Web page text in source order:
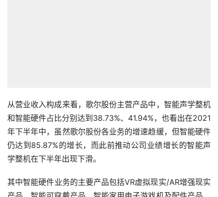
其中智能硬件业务的主要产品包括VR虚拟现实/AR增强现实
产品、智能可穿戴产品、智能家用电子游戏机及配件产品、
智能家居产品等。
根据知名咨询机构IDC的统计数据，2021年全球智能手机出
后疫情时代恢复增长。但从近些年的整体表现来看，全球智